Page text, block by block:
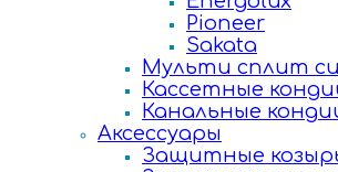
Pioneer
Sakata
Мульти сплит
Кассетные
Канальные
Аксессуары
Защитные